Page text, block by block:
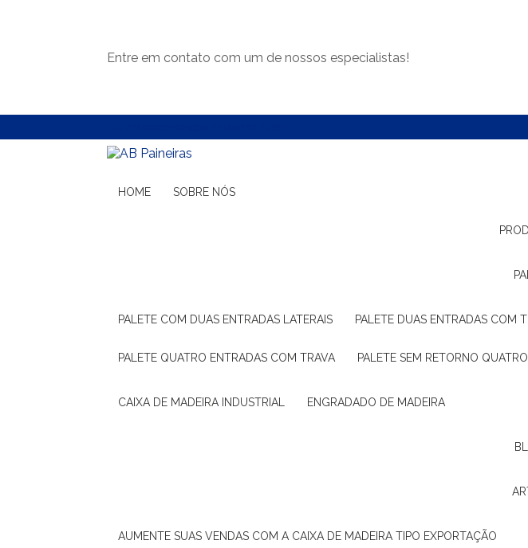
Entre em contato com um de nossos especialistas!
HOME SOBRE NÓS
PALETE COM DUAS ENTRADAS LATERAIS PALETE DUAS ENTRADAS COM
PALETE QUATRO ENTRADAS COM TRAVA PALETE SEM RETORNO
CAIXA DE MADEIRA INDUSTRIAL ENGRADADO DE MADEIRA
AUMENTE SUAS VENDAS COM A CAIXA DE MADEIRA TIPO EXPORTAÇÃO